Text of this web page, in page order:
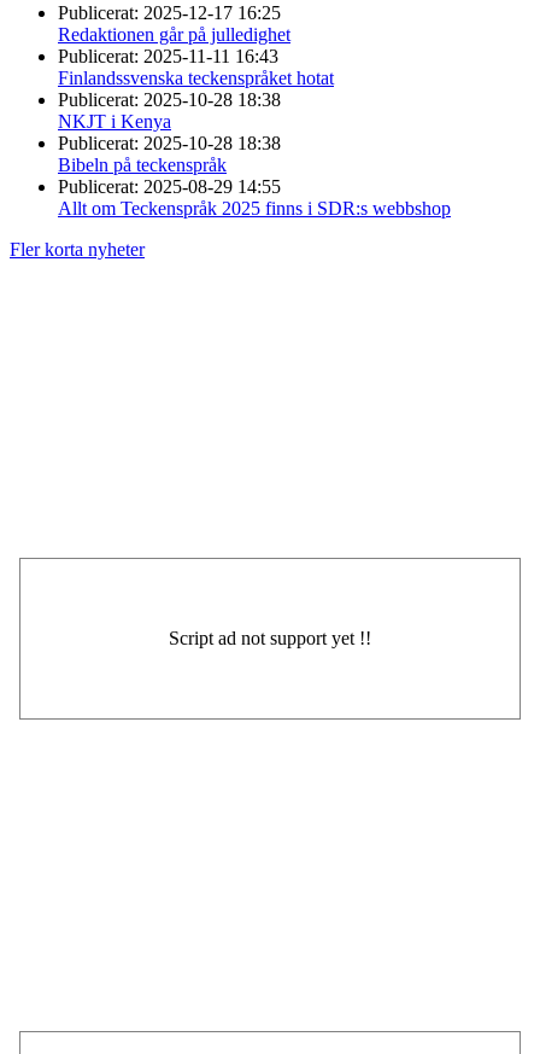
Publicerat: 2025-12-17 16:25
Redaktionen går på julledighet
Publicerat: 2025-11-11 16:43
Finlandssvenska teckenspråket hotat
Publicerat: 2025-10-28 18:38
NKJT i Kenya
Publicerat: 2025-10-28 18:38
Bibeln på teckenspråk
Publicerat: 2025-08-29 14:55
Allt om Teckenspråk 2025 finns i SDR:s webbshop
Fler korta nyheter